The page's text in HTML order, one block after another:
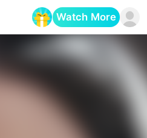
Watch More